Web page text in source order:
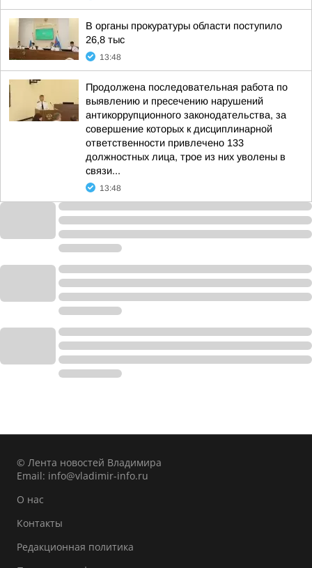
В органы прокуратуры области поступило
26,8 тыс
13:48
Продолжена последовательная работа по
выявлению и пресечению нарушений
антикоррупционного законодательства, за
совершение которых к дисциплинарной
ответственности привлечено 133
должностных лица, трое из них уволены в
связи...
13:48
© Лента новостей Владимира
Email: info@vladimir-info.ru
О нас
Контакты
Редакционная политика